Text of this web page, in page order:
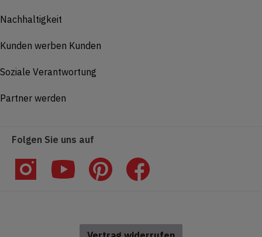
Nachhaltigkeit
Kunden werben Kunden
Soziale Verantwortung
Partner werden
Folgen Sie uns auf